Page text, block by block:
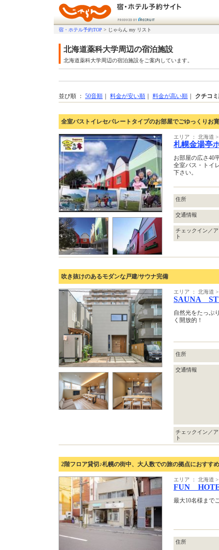
宿・ホテル予約TOP > じゃらん my リスト
北海道薬科大学周辺の宿泊施設
北海道薬科大学周辺の宿泊施設をご案内しています。
並び順 ： 50音順 料金が安い順 料金が高い順 クチコ
全室バストイレセパレートタイプのお部屋でごゆっくりお
エリア ： 北海道
札幌金湯亭
お部屋の広さ40
全室バス・トイ
下さい。
住所
交通情報
チェックイン／
ト
吹き抜けのあるモダンな戸建/サウナ完備
エリア ： 北海道
SAUNA
自然光をたっぷ
く開放的！
住所
交通情報
チェックイン／
ト
2階フロア貸切♪札幌の街中、大人数での旅の拠点におすす
エリア ： 北海道
FUN
最大10名様まで
住所